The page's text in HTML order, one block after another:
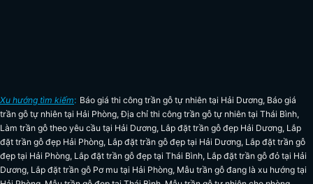
Xu hướng tìm kiếm: Báo giá thi công trần gỗ tự nhiên tại Hải Dương, Báo giá
trần gỗ tự nhiên tại Hải Phòng,Địa chỉ thi công trần gỗ tự nhiên tại Thái Bình,
Làm trần gỗ theo yêu cầu tại Hải Dương, Lắp đặt trần gỗ đẹp Hải Dương, Lắp
đặt trần gỗ đẹp Hải Phòng, Lắp đặt trần gỗ đẹp tại Hải Dương, Lắp đặt trần gỗ
đẹp tại Hải Phòng, Lắp đặt trần gỗ đẹp tại Thái Bình, Lắp đặt trần gỗ đỏ tại Hải
Dương, Lắp đặt trần gỗ Pơ mu tại Hải Phòng, Mẫu trần gỗ đang là xu hướng tại